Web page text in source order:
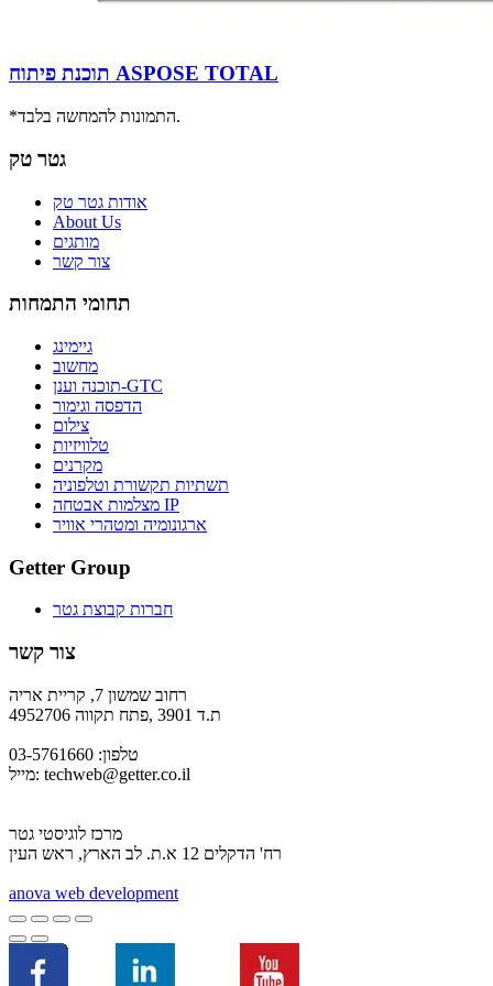
תוכנת פיתוח ASPOSE TOTAL
*התמונות להמחשה בלבד.
גטר טק
אודות גטר טק
About Us
מותגים
צור קשר
תחומי התמחות
גיימינג
מחשוב
תוכנה וענן-GTC
הדפסה וגימור
צילום
טלוויזיות
מקרנים
תשתיות תקשורת וטלפוניה
מצלמות אבטחה IP
ארגונומיה ומטהרי אוויר
Getter Group
חברות קבוצת גטר
צור קשר
רחוב שמשון 7, קריית אריה
ת.ד 3901 ,פתח תקווה 4952706
טלפון: 03-5761660
מייל: techweb@getter.co.il
מרכז לוגיסטי גטר
רח' הדקלים 12 א.ת. לב הארץ, ראש העין
anova web development